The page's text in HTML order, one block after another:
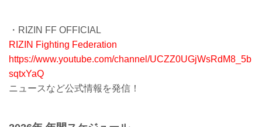
・RIZIN FF OFFICIAL
RIZIN Fighting Federation
https://www.youtube.com/channel/UCZZ0UGjWsRdM8_5b
sqtxYaQ
ニュースなど公式情報を発信！